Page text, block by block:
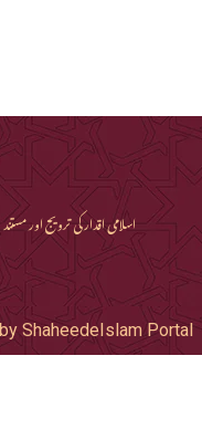
اسلامی اقدار کی ترویج اور
ShaheedeIslam Portal